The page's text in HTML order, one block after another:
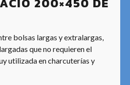
bolsas largas y extralargas,
que no requieren el
utilizada en charcuterías y